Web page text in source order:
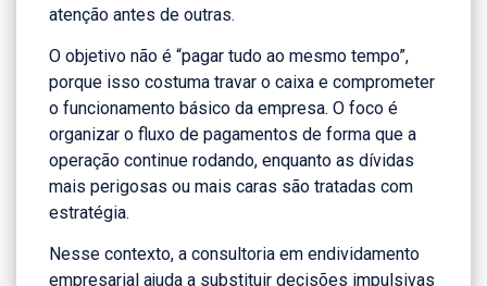
atenção antes de outras.
O objetivo não é “pagar tudo ao mesmo tempo”,
porque isso costuma travar o caixa e comprometer
o funcionamento básico da empresa. O foco é
organizar o fluxo de pagamentos de forma que a
operação continue rodando, enquanto as dívidas
mais perigosas ou mais caras são tratadas com
estratégia.
Nesse contexto, a consultoria em endividamento
empresarial ajuda a substituir decisões impulsivas